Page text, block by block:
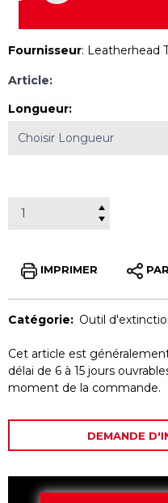
Fournisseur: Leatherhead
Article:
Longueur:
IMPRIMER
Catégorie: Outil
Cet article est
délai de 6 à 15 jours
moment de la commande.
DEMANDE